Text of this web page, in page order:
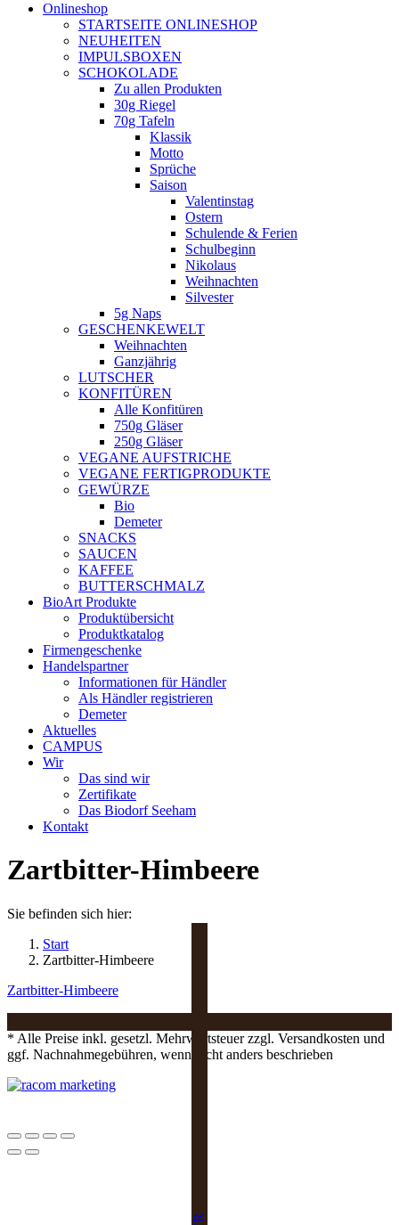
opensOnlineshop
STARTSEITE ONLINESHOP
NEUHEITEN
IMPULSBOXEN
SCHOKOLADE
Zu allen Produkten
30g Riegel
70g Tafeln
Klassik
Motto
Sprüche
Saison
Valentinstag
Ostern
Schulende & Ferien
Schulbeginn
Nikolaus
Weihnachten
Silvester
5g Naps
GESCHENKEWELT
Weihnachten
Ganzjährig
LUTSCHER
KONFITÜREN
Alle Konfitüren
750g Gläser
250g Gläser
VEGANE AUFSTRICHE
VEGANE FERTIGPRODUKTE
GEWÜRZE
Bio
Demeter
SNACKS
SAUCEN
KAFFEE
BUTTERSCHMALZ
BioArt Produkte
Produktübersicht
Produktkatalog
Firmengeschenke
Handelspartner
Informationen für Händler
Als Händler registrieren
Demeter
Aktuelles
CAMPUS
Wir
Das sind wir
Zertifikate
Das Biodorf Seeham
Kontakt
Zartbitter-Himbeere
Sie befinden sich hier:
Start
Zartbitter-Himbeere
Zartbitter-Himbeere
* Alle Preise inkl. gesetzl. Mehrwertsteuer zzgl. Versandkosten und
ggf. Nachnahmegebühren, wenn nicht anders beschrieben